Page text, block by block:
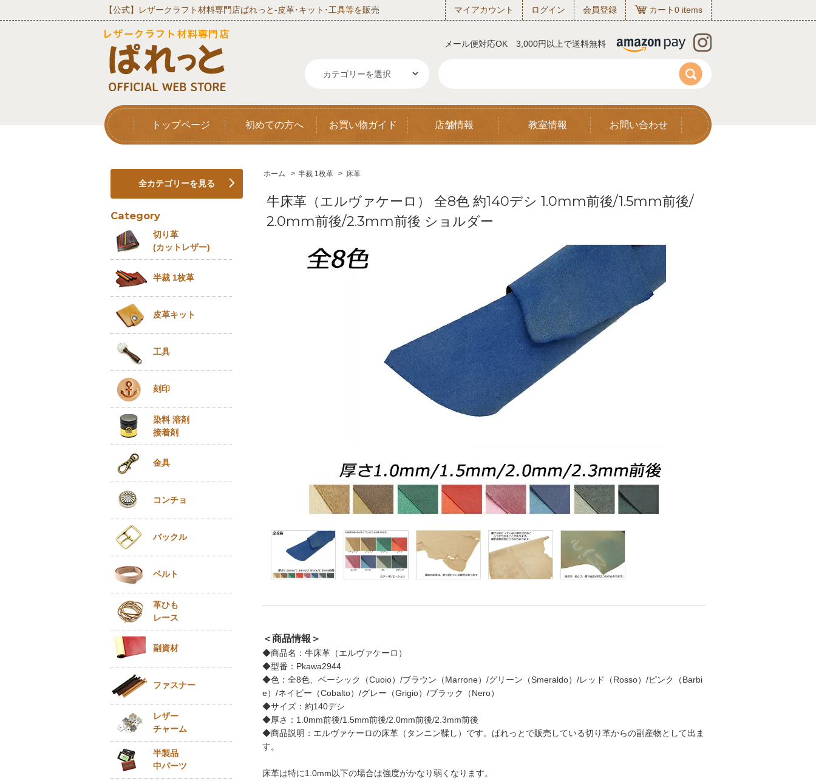
【公式】レザークラフト材料専門店ぱれっと‐皮革･キット･工具等を販売 マイアカウント ログイン 会員登録 カート0 items
メール便対応OK 3,000円以上で送料無料
トップページ 初めての方へ お買い物ガイド 店舗情報 教室情報 お問い合わせ
ホーム > 半裁 1枚革 > 床革
牛床革（エルヴァケーロ） 全8色 約140デシ 1.0mm前後/1.5mm前後/
2.0mm前後/2.3mm前後 ショルダー
＜商品情報＞
◆商品名：牛床革（エルヴァケーロ）
◆型番：Pkawa2944
◆色：全8色、ベーシック（Cuoio）/ブラウン（Marrone）/グリーン（Smeraldo）/レッド（Rosso）/ピンク（Barbi
e）/ネイビー（Cobalto）/グレー（Grigio）/ブラック（Nero）
◆サイズ：約140デシ
◆厚さ：1.0mm前後/1.5mm前後/2.0mm前後/2.3mm前後
◆商品説明：エルヴァケーロの床革（タンニン鞣し）です。ぱれっとで販売している切り革からの副産物として出ま
す。
床革は特に1.0mm以下の場合は強度がかなり弱くなります。
全カテゴリーを見る
Category
切り革
(カットレザー)
半裁 1枚革
皮革キット
工具
刻印
染料 溶剤
接着剤
金具
コンチョ
バックル
ベルト
革ひも
レース
副資材
ファスナー
レザー
チャーム
半製品
中パーツ